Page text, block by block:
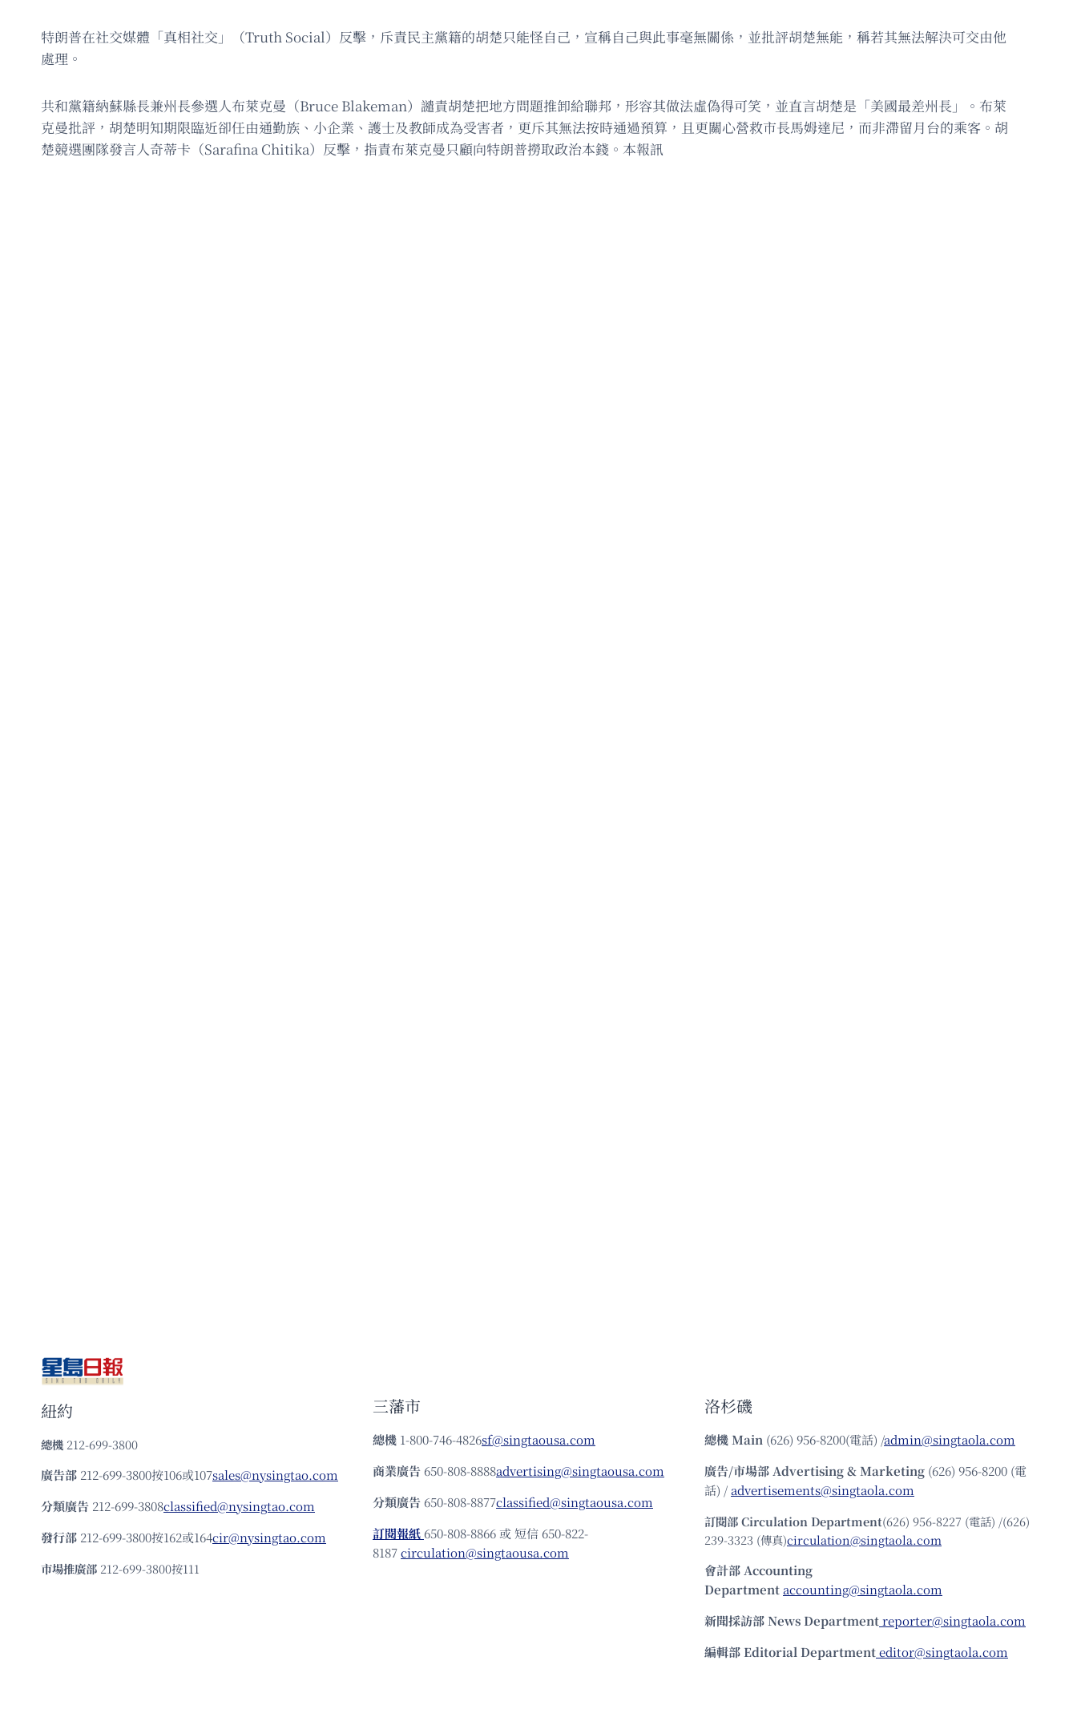
特朗普在社交媒體「真相社交」（Truth Social）反擊，斥責民主黨籍的胡楚只能怪自己，宣稱自己與此事毫無關係，並批評胡楚無能，稱若其無法解決可交由他
處理。
共和黨籍納蘇縣長兼州長參選人布萊克曼（Bruce Blakeman）譴責胡楚把地方問題推卸給聯邦，形容其做法虛偽得可笑，並直言胡楚是「美國最差州長」。布萊
克曼批評，胡楚明知期限臨近卻任由通勤族、小企業、護士及教師成為受害者，更斥其無法按時通過預算，且更關心營救市長馬姆達尼，而非滯留月台的乘客。胡
楚競選團隊發言人奇蒂卡（Sarafina Chitika）反擊，指責布萊克曼只顧向特朗普撈取政治本錢。本報訊
紐約
總機 212-699-3800
廣告部 212-699-3800按106或107sales@nysingtao.com
分類廣告 212-699-3808classified@nysingtao.com
發⾏部 212-699-3800按162或164cir@nysingtao.com
市場推廣部 212-699-3800按111
三藩市
總機 1-800-746-4826sf@singtaousa.com
商業廣告 650-808-8888advertising@singtaousa.com
分類廣告 650-808-8877classified@singtaousa.com
訂閱報紙 650-808-8866 或 短信 650-822-
8187circulation@singtaousa.com
洛杉磯
總機Main (626) 956-8200(電話) /admin@singtaola.com
廣告/市場部Advertising & Marketing (626) 956-8200 (電
話) /advertisements@singtaola.com
訂閱部 Circulation Department(626) 956-8227 (電話) /(626)
239-3323 (傳真)circulation@singtaola.com
會計部 Accounting
Departmentaccounting@singtaola.com
新聞採訪部 News Departmentreporter@singtaola.com
編輯部 Editorial Departmenteditor@singtaola.com